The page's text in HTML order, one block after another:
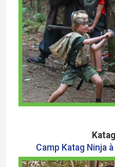
Camp Katag Ninja